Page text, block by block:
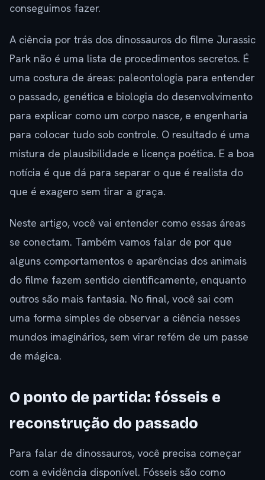
conseguimos fazer.
A ciência por trás dos dinossauros do filme Jurassic
Park não é uma lista de procedimentos secretos. É
uma costura de áreas: paleontologia para entender
o passado, genética e biologia do desenvolvimento
para explicar como um corpo nasce, e engenharia
para colocar tudo sob controle. O resultado é uma
mistura de plausibilidade e licença poética. E a boa
notícia é que dá para separar o que é realista do
que é exagero sem tirar a graça.
Neste artigo, você vai entender como essas áreas
se conectam. Também vamos falar de por que
alguns comportamentos e aparências dos animais
do filme fazem sentido cientificamente, enquanto
outros são mais fantasia. No final, você sai com
uma forma simples de observar a ciência nesses
mundos imaginários, sem virar refém de um passe
de mágica.
O ponto de partida: fósseis e
reconstrução do passado
Para falar de dinossauros, você precisa começar
com a evidência disponível. Fósseis são como